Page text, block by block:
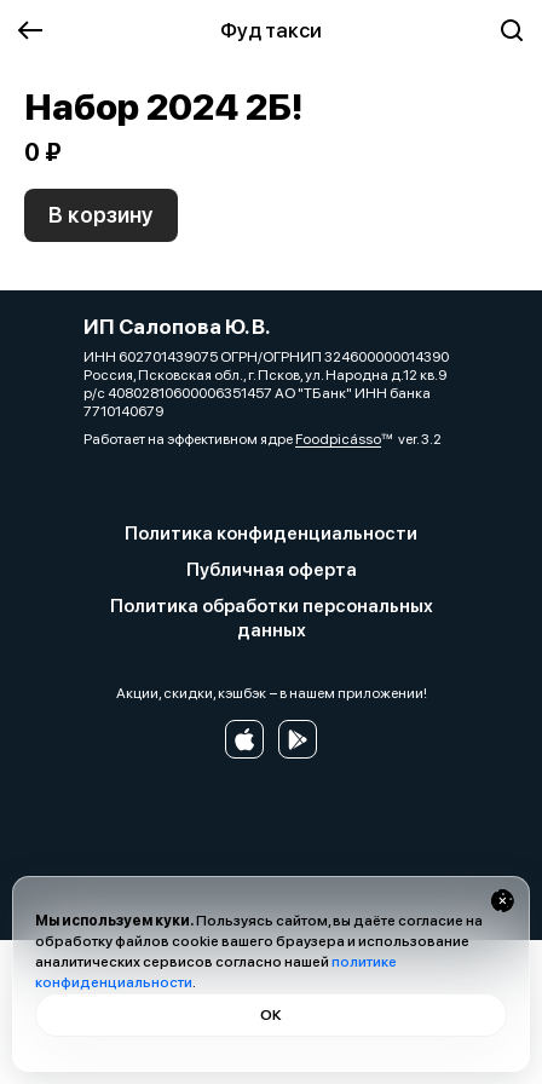
Фуд такси
Мы используем куки.Пользуясь сайтом, вы даёте согласие на
обработку файлов cookie вашего браузера и использование
аналитических сервисов согласно нашей политике
конфиденциальности.
ОК
Набор 2024 2Б!
0 ₽
В корзину
ИП Салопова Ю. В.
ИНН 602701439075 ОГРН/ОГРНИП 324600000014390
Россия, Псковская обл., г. Псков, ул. Народна д.12 кв.9
р/с 40802810600006351457 АО "ТБанк" ИНН банка
7710140679
Работает на эффективном ядреFoodpicássover. 3.2
Политика конфиденциальности
Публичная оферта
Политика обработки персональных
данных
Акции, скидки, кэшбэк − в нашем приложении!